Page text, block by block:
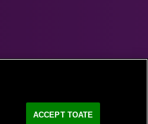
ACCEPT TOATE